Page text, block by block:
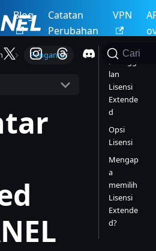
Blog
Catatan
Perubahan
VPN
Cari
Pengantar
Keunggu
lan
Lisensi
Extende
d
Opsi
Lisensi
Mengap
a
memilih
Lisensi
Extende
d?